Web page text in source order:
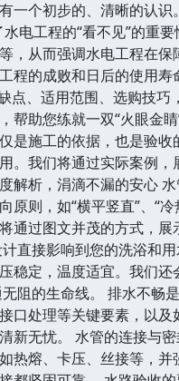
一个初步的、清晰的认
水电工程的“看不见”的重
，从而强调水电工程在
程的成败和日后的使用
点、适用范围、选购技
帮助您练就一双“火眼金
是施工的依据，也是验
。我们将通过实际案例
解析，涓滴不漏的安心
原则，如“横平竖直”、“
通过图文并茂的方式，
直接影响到您的洗浴和
稳定，温度适宜。我们
阻的生命线。 排水不畅
口处理等关键要素，以
新无忧。 水管的连接与
热熔、卡压、丝接等，